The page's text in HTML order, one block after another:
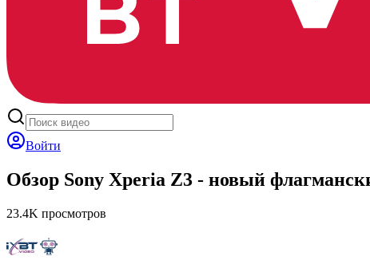
Войти
Обзор Sony Xperia Z3 - новый
23.4K просмотров